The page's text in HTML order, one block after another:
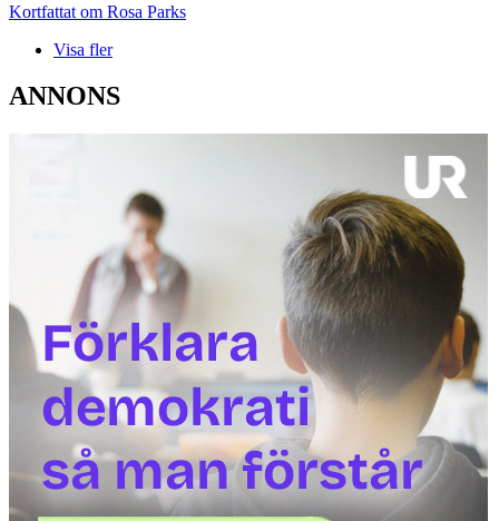
Kortfattat om Rosa Parks
Visa fler
ANNONS